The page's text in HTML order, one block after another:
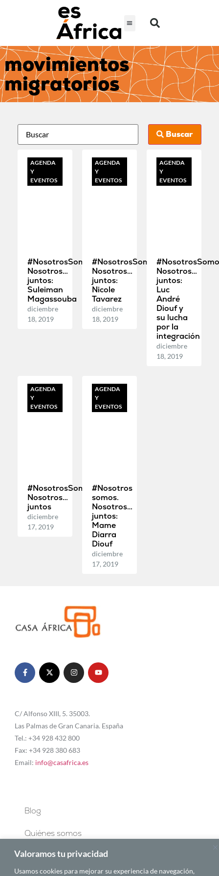
Valoramos tu privacidad
Usamos cookies para mejorar su experiencia de navegación,
movimientos
migratorios
Buscar
AGENDA
Y
EVENTOS
#NosotrosSomos.
Nosotros…
juntos:
Suleiman
Magassouba
diciembre
18, 2019
AGENDA
Y
EVENTOS
#NosotrosSomos.
Nosotros…
juntos:
Nicole
Tavarez
diciembre
18, 2019
AGENDA
Y
EVENTOS
Nosotros…
juntos:
Luc
André
Diouf y
su lucha
por la
integración
diciembre
18, 2019
AGENDA
Y
EVENTOS
#NosotrosSomos.
Nosotros…
juntos
diciembre
17, 2019
AGENDA
Y
EVENTOS
#Nosotros
somos.
Nosotros…
juntos:
Mame
Diarra
Diouf
diciembre
17, 2019
C/ Alfonso XIII, 5. 35003.
Las Palmas de Gran Canaria. España
Tel.: +34 928 432 800
Fax: +34 928 380 683
Email: info@casafrica.es
Blog
Quiénes somos
Autores